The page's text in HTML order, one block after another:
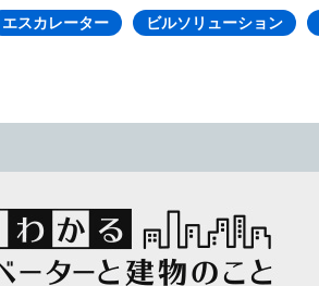
エスカレーター ビルソリューション